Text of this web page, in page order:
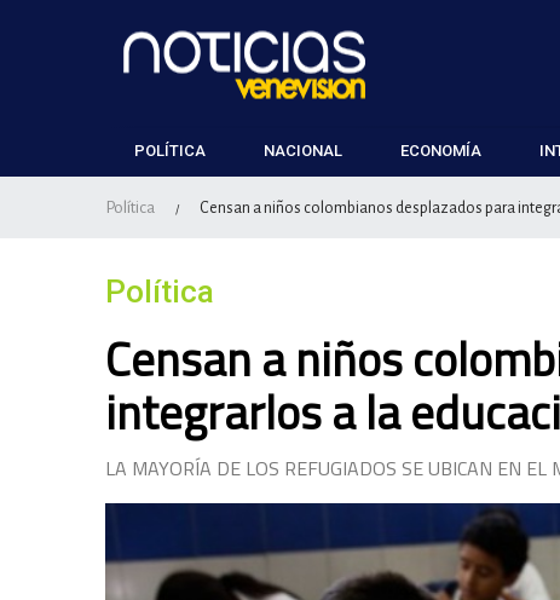
POLÍTICA NACIONAL ECONOMÍA
Política / Censan a niños colombianos desplazados para
Política
Censan a niños
integrarlos a la
LA MAYORÍA DE LOS REFUGIADOS SE UBICAN EN